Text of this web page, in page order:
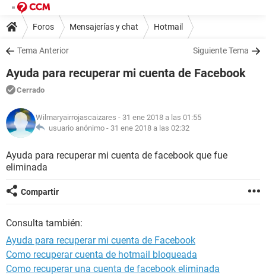
Foros Mensajerías y chat Hotmail
Tema Anterior Siguiente Tema
Ayuda para recuperar mi cuenta de Facebook
Cerrado
Wilmaryairrojascaizares - 31 ene 2018 a las 01:55
usuario anónimo - 31 ene 2018 a las 02:32
Ayuda para recuperar mi cuenta de facebook que fue
eliminada
Compartir
Consulta también:
Ayuda para recuperar mi cuenta de Facebook
Como recuperar cuenta de hotmail bloqueada
Como recuperar una cuenta de facebook eliminada